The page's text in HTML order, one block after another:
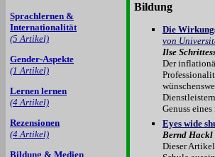
Sprachlernen &
Internationalität
(5 Artikel)
Gender-Aspekte
(1 Artikel)
Lernen lernen
(4 Artikel)
Rezensionen
(4 Artikel)
Bildung & Medien
Bildung
Die
von
Ilse
Der
Genuss
Eyes wide
Bernd Hackl
Dieser